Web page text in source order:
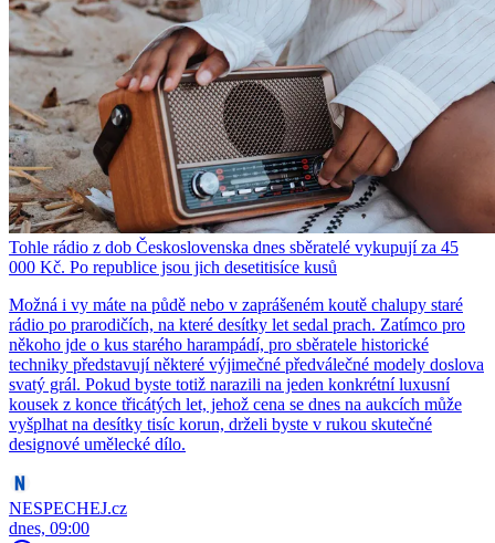
Tohle rádio z dob Československa dnes sběratelé vykupují za 45
000 Kč. Po republice jsou jich desetitisíce kusů
Možná i vy máte na půdě nebo v zaprášeném koutě chalupy staré
rádio po prarodičích, na které desítky let sedal prach. Zatímco pro
někoho jde o kus starého harampádí, pro sběratele historické
techniky představují některé výjimečné předválečné modely doslova
svatý grál. Pokud byste totiž narazili na jeden konkrétní luxusní
kousek z konce třicátých let, jehož cena se dnes na aukcích může
vyšplhat na desítky tisíc korun, drželi byste v rukou skutečné
designové umělecké dílo.
NESPECHEJ.cz
dnes, 09:00